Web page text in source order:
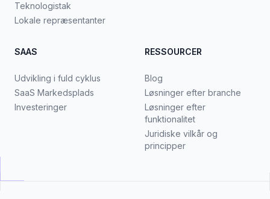
Teknologistak
Lokale repræsentanter
SAAS
Udvikling i fuld cyklus
SaaS Markedsplads
Investeringer
RESSOURCER
Blog
Løsninger efter branche
Løsninger efter
funktionalitet
Juridiske vilkår og
principper